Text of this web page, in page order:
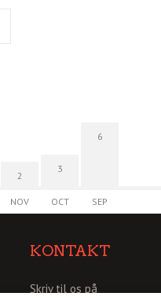
2
NOV
3
OCT
6
SEP
KONTAKT
Skriv til os på